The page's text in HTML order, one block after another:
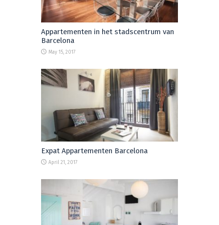
Appartementen in het stadscentrum van
Barcelona
May 15, 2017
Expat Appartementen Barcelona
April 21, 2017